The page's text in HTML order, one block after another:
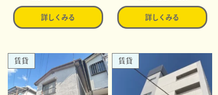
詳しくみる 詳しくみる
賃貸 賃貸